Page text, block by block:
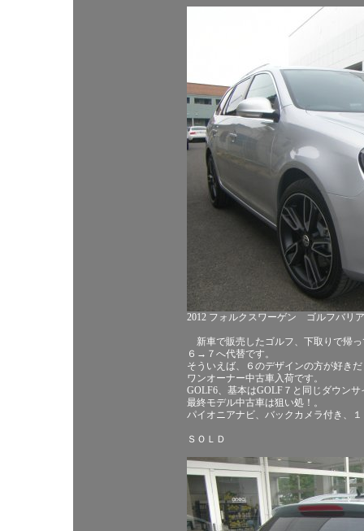
2012 フォルクスワーゲン ゴルフバリ
新車で販売したゴルフ、下取りで帰
６→７へ代替です。
そういえば、６のデザインの方が好き
ワンオーナー中古車入荷です。
GOLF6、基本はGOLF７と同じダウン
最終モデル中古車は狙い処！。
パイオニアナビ、バックカメラ付き、
ＳＯＬＤ